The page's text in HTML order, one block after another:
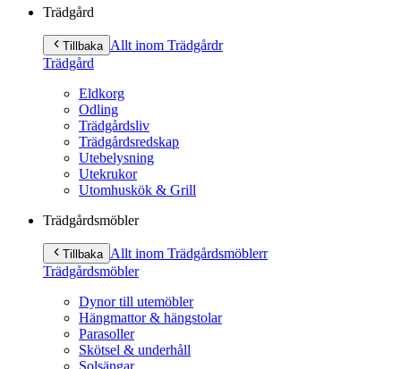
Trädgård
Tillbaka Allt inom Trädgårdr
Trädgård
Eldkorg
Odling
Trädgårdsliv
Trädgårdsredskap
Utebelysning
Utekrukor
Utomhuskök & Grill
Trädgårdsmöbler
Tillbaka Allt inom Trädgårdsmöblerr
Trädgårdsmöbler
Dynor till utemöbler
Hängmattor & hängstolar
Parasoller
Skötsel & underhåll
Solsängar